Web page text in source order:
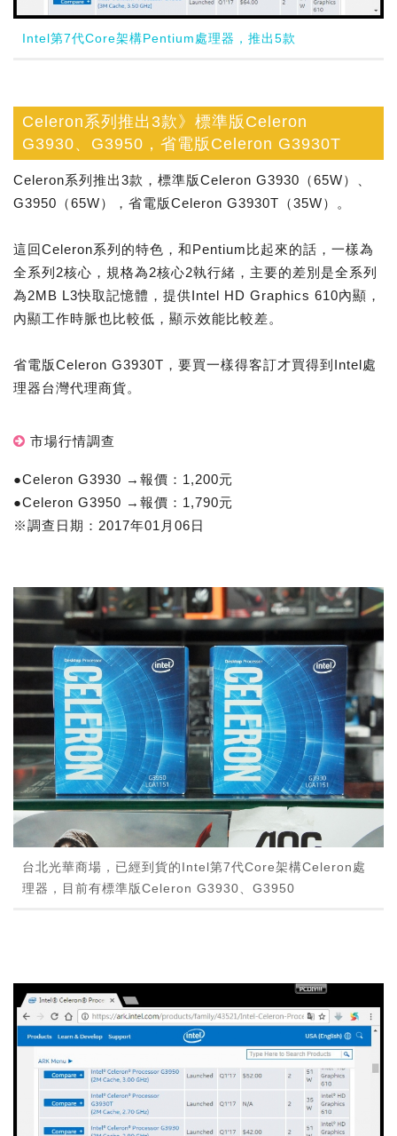
Intel第7代Core架構Pentium處理器，推出5款
Celeron系列推出3款》標準版Celeron
G3930、G3950，省電版Celeron G3930T
Celeron系列推出3款，標準版Celeron G3930（65W）、
G3950（65W），省電版Celeron G3930T（35W）。
這回Celeron系列的特色，和Pentium比起來的話，一樣為
全系列2核心，規格為2核心2執行緒，主要的差別是全系列
為2MB L3快取記憶體，提供Intel HD Graphics 610內顯，
內顯工作時脈也比較低，顯示效能比較差。
省電版Celeron G3930T，要買一樣得客訂才買得到Intel處
理器台灣代理商貨。
市場行情調查
●Celeron G3930 →報價：1,200元
●Celeron G3950 →報價：1,790元
※調查日期：2017年01月06日
台北光華商場，已經到貨的Intel第7代Core架構Celeron處
理器，目前有標準版Celeron G3930、G3950